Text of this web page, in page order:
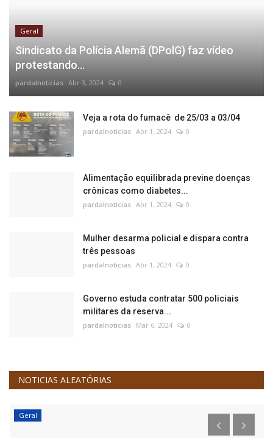
Geral
Sindicato da Polícia Alemã (DPolG) faz vídeo
protestando...
pardalnoticias Abr 3, 2024 0
Veja a rota do fumacê de 25/03 a 03/04
pardalnoticias Abr 1, 2024 0
Alimentação equilibrada previne doenças
crônicas como diabetes...
pardalnoticias Abr 1, 2024 0
Mulher desarma policial e dispara contra
três pessoas
pardalnoticias Abr 1, 2024 0
Governo estuda contratar 500 policiais
militares da reserva...
pardalnoticias Mar 6, 2024 0
NOTICIAS ALEATÓRIAS
Geral